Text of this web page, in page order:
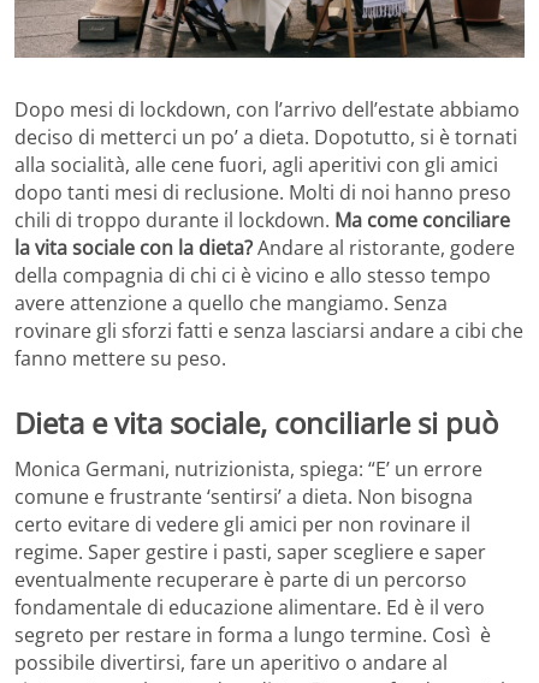
Dopo mesi di lockdown, con l’arrivo dell’estate abbiamo
deciso di metterci un po’ a dieta. Dopotutto, si è tornati
alla socialità, alle cene fuori, agli aperitivi con gli amici
dopo tanti mesi di reclusione. Molti di noi hanno preso
chili di troppo durante il lockdown. Ma come conciliare
la vita sociale con la dieta?Andare al ristorante, godere
della compagnia di chi ci è vicino e allo stesso tempo
avere attenzione a quello che mangiamo. Senza
rovinare gli sforzi fatti e senza lasciarsi andare a cibi che
fanno mettere su peso.
Dieta e vita sociale, conciliarle si può
Monica Germani, nutrizionista, spiega: “E’ un errore
comune e frustrante ‘sentirsi’ a dieta. Non bisogna
certo evitare di vedere gli amici per non rovinare il
regime. Saper gestire i pasti, saper scegliere e saper
eventualmente recuperare è parte di un percorso
fondamentale di educazione alimentare. Ed è il vero
segreto per restare in forma a lungo termine. Così è
possibile divertirsi, fare un aperitivo o andare al